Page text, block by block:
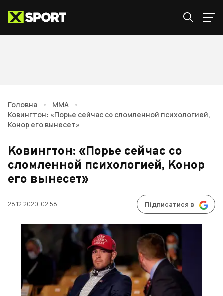
Головна • ММА
•
Ковингтон: «Порье сейчас со сломленной психологией,
Конор его вынесет»
Ковингтон: «Порье сейчас со
сломленной психологией, Конор
его вынесет»
28.12.2020, 02:58 Підписатися в